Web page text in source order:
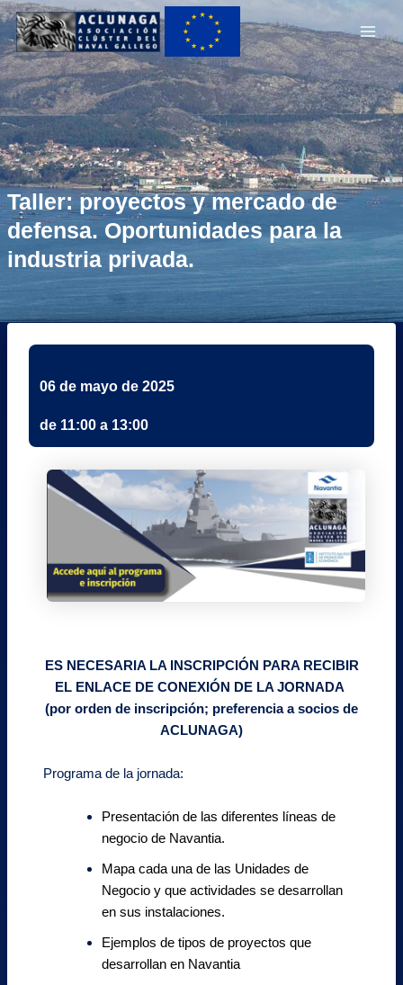
Main
Taller: proyectos y mercado de
defensa. Oportunidades para la
industria privada.
06 de mayo de 2025
de 11:00 a 13:00
ES NECESARIA LA INSCRIPCIÓN PARA RECIBIR
EL ENLACE DE CONEXIÓN DE LA JORNADA
(por orden de inscripción; preferencia a socios de
ACLUNAGA)
Programa de la jornada:
Presentación de las diferentes líneas de
negocio de Navantia.
Mapa cada una de las Unidades de
Negocio y que actividades se desarrollan
en sus instalaciones.
Ejemplos de tipos de proyectos que
desarrollan en Navantia